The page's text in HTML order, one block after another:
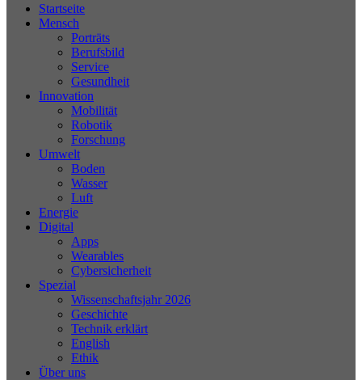
Startseite
Mensch
Porträts
Berufsbild
Service
Gesundheit
Innovation
Mobilität
Robotik
Forschung
Umwelt
Boden
Wasser
Luft
Energie
Digital
Apps
Wearables
Cybersicherheit
Spezial
Wissenschaftsjahr 2026
Geschichte
Technik erklärt
English
Ethik
Über uns